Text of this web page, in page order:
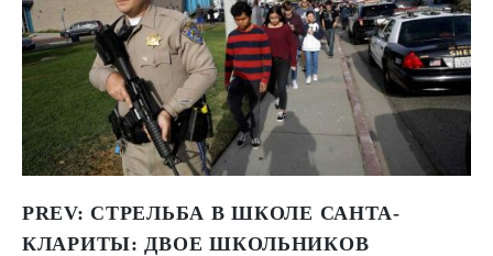
PREV: СТРЕЛЬБА В ШКОЛЕ САНТА-
КЛАРИТЫ: ДВОЕ ШКОЛЬНИКОВ